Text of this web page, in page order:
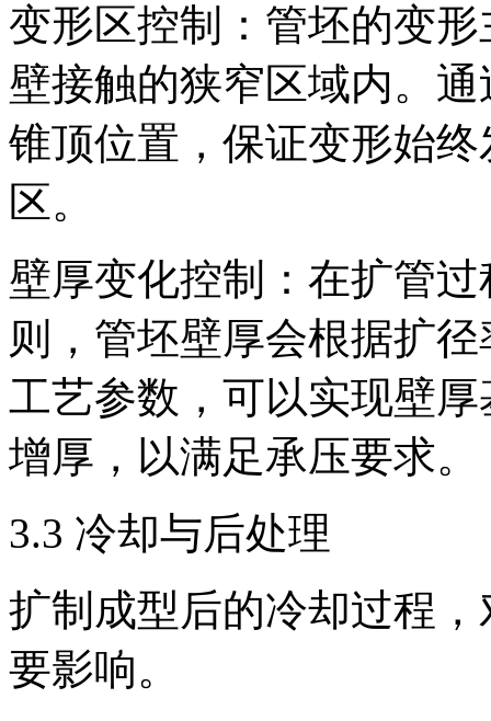
变形区控制：管坯的变
壁接触的狭窄区域内。
锥顶位置，保证变形始
区。
壁厚变化控制：在扩管
则，管坯壁厚会根据扩
工艺参数，可以实现壁
增厚，以满足承压要求。
3.3 冷却与后处理
扩制成型后的冷却过程
要影响。